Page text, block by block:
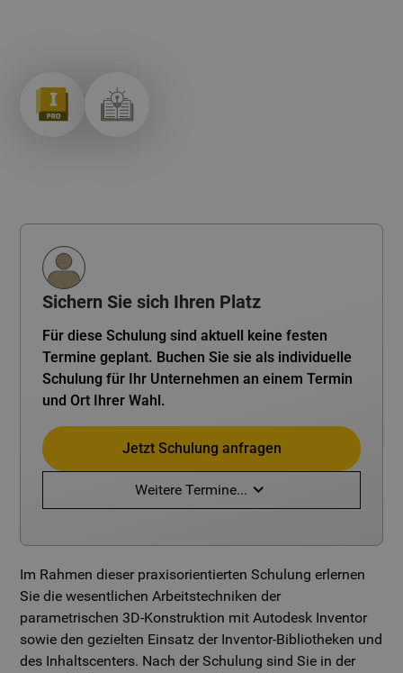
Sichern Sie sich Ihren Platz
Für diese Schulung sind aktuell keine festen
Termine geplant. Buchen Sie sie als individuelle
Schulung für Ihr Unternehmen an einem Termin
und Ort Ihrer Wahl.
Jetzt Schulung anfragen
Weitere Termine...
Im Rahmen dieser praxisorientierten Schulung erlernen
Sie die wesentlichen Arbeitstechniken der
parametrischen 3D-Konstruktion mit Autodesk Inventor
sowie den gezielten Einsatz der Inventor-Bibliotheken und
des Inhaltscenters. Nach der Schulung sind Sie in der